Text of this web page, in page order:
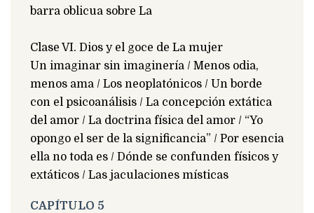
barra oblicua sobre La
Clase VI. Dios y el goce de La mujer
Un imaginar sin imaginería / Menos odia,
menos ama / Los neoplatónicos / Un borde
con el psicoanálisis / La concepción extática
del amor / La doctrina física del amor / “Yo
opongo el ser de la significancia” / Por esencia
ella no toda es / Dónde se confunden físicos y
extáticos / Las jaculaciones místicas
CAPÍTULO 5